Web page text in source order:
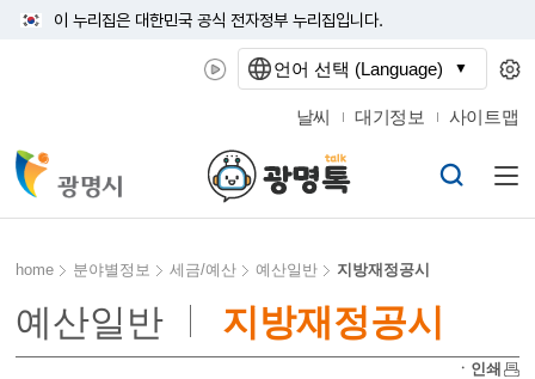
이 누리집은 대한민국 공식 전자정부 누리집입니다.
날씨 대기정보 사이트맵
home 분야별정보 세금/예산 예산일반 지방재정공시
예산일반 지방재정공시
ㆍ인쇄
언어 선택 (Language)